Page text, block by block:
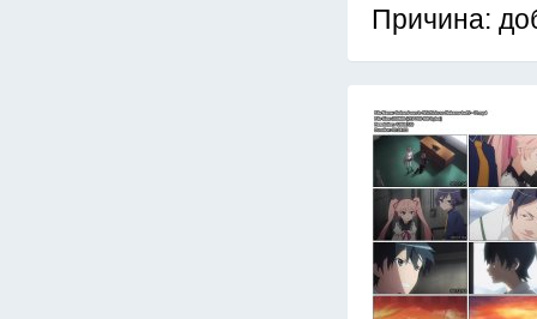
Причина: